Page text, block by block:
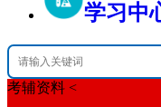
学习中
考辅资料 <